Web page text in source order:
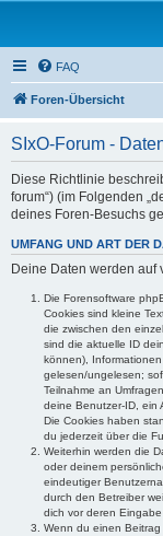
FAQ
Foren-Übersicht
SIxO-Forum -
Diese Richtlinie
forum“) (im Folgenden
deines Foren-Besuchs
UMFANG UND ART DER
Deine Daten werden auf
Die Forensoftware
Cookies sind kleine
die zwischen den
sind die aktuelle ID
können),
gelesen/ungelesen;
Teilnahme an
deine Benutzer-ID, ein
Die Cookies haben
du jederzeit über die
Weiterhin werden die
oder deinem
eindeutiger
durch den Betreiber
dich vor deren Eingabe
Wenn du einen